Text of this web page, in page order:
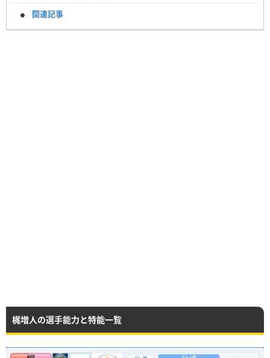
関連記事
梶増人の選手能力と特能一覧